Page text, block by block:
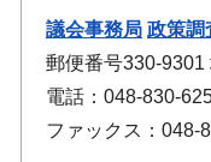
議会事務局 政策調
郵便番号330-
電話：048-830-
ファックス：048-